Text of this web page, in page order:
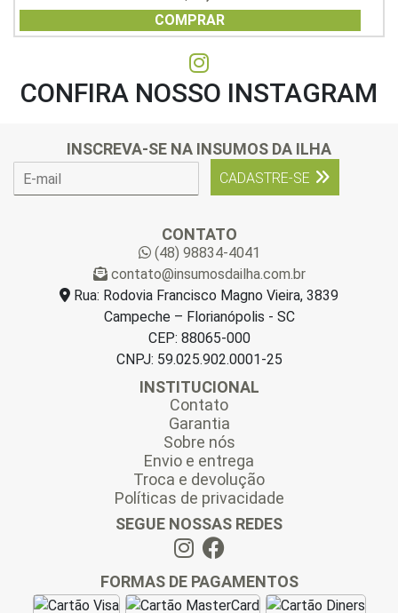
of
5
COMPRAR
CONFIRA NOSSO INSTAGRAM
INSCREVA-SE NA INSUMOS DA ILHA
CADASTRE-SE
CONTATO
(48) 98834-4041
contato@insumosdailha.com.br
Rua: Rodovia Francisco Magno Vieira, 3839
Campeche – Florianópolis - SC
CEP: 88065-000
CNPJ: 59.025.902.0001-25
INSTITUCIONAL
Contato
Garantia
Sobre nós
Envio e entrega
Troca e devolução
Políticas de privacidade
SEGUE NOSSAS REDES
FORMAS DE PAGAMENTOS